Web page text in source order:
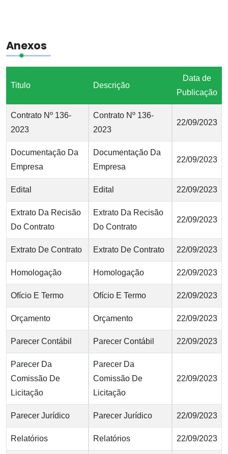
Anexos
Titulo Descrição
Data de
Publicação
Contrato Nº 136-
2023
Contrato Nº 136-
2023
22/09/2023
Documentação Da
Empresa
Documentação Da
Empresa
22/09/2023
Edital Edital 22/09/2023
Extrato Da Recisão
Do Contrato
Extrato Da Recisão
Do Contrato
22/09/2023
Extrato De Contrato Extrato De Contrato 22/09/2023
Homologação Homologação 22/09/2023
Ofício E Termo Ofício E Termo 22/09/2023
Orçamento Orçamento 22/09/2023
Parecer Contábil Parecer Contábil 22/09/2023
Parecer Da
Comissão De
Licitação
Parecer Da
Comissão De
Licitação
22/09/2023
Parecer Jurídico Parecer Jurídico 22/09/2023
Relatórios Relatórios 22/09/2023